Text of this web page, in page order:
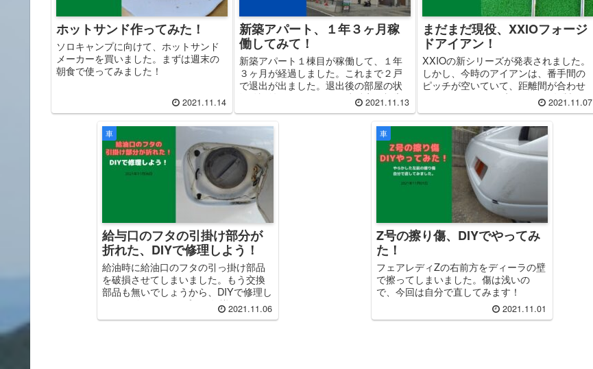
ホットサンド作ってみた！
ソロキャンプに向けて、ホットサンド
メーカーを買いました。まずは週末の
朝食で使ってみました！
2021.11.14
新築アパート、１年３ヶ月稼
働してみて！
新築アパート１棟目が稼働して、１年
３ヶ月が経過しました。これまで２戸
で退出が出ました。退出後の部屋の状
況確認並びにこれまでの稼働率の報告
2021.11.13
まだまだ現役、XXIOフォージ
ドアイアン！
XXIOの新シリーズが発表されました。
しかし、今時のアイアンは、番手間の
ピッチが空いていて、距離間が合わせ
にくいですよね。 先日、2015年製の
XXIOフォージドアイアンを入手しまし
2021.11.07
車
給与口のフタの引掛け部分が
折れた、DIYで修理しよう！
給油時に給油口のフタの引っ掛け部品
を破損させてしまいました。もう交換
部品も無いでしょうから、DIYで修理し
ます。 今回もガンプラの知識で頑張り
2021.11.06
車
Z号の擦り傷、DIYでやってみ
た！
フェアレディZの右前方をディーラの壁
で擦ってしまいました。傷は浅いの
で、今回は自分で直してみます！
2021.11.01